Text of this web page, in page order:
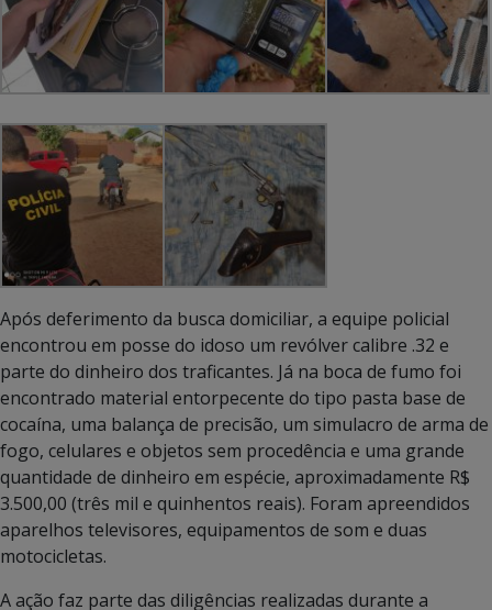
Após deferimento da busca domiciliar, a equipe policial
encontrou em posse do idoso um revólver calibre .32 e
parte do dinheiro dos traficantes. Já na boca de fumo foi
encontrado material entorpecente do tipo pasta base de
cocaína, uma balança de precisão, um simulacro de arma de
fogo, celulares e objetos sem procedência e uma grande
quantidade de dinheiro em espécie, aproximadamente R$
3.500,00 (três mil e quinhentos reais). Foram apreendidos
aparelhos televisores, equipamentos de som e duas
motocicletas.
A ação faz parte das diligências realizadas durante a